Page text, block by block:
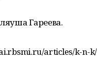
Гареева.
articles/k-n-